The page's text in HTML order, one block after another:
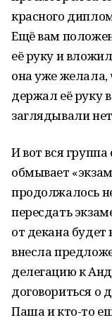
красного
Ещё вам
её руку и
она уже
держал её руку
заглядывали
И вот вся
обмывает
продолжалось
пересдать
от декана
внесла
делегацию к
договориться о
Паша и кто-то